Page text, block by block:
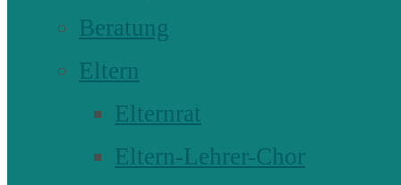
Beratung
Eltern
Elternrat
Eltern-Lehrer-Chor